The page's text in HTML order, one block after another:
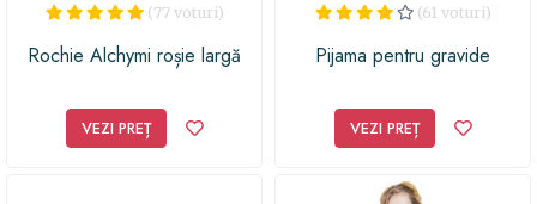
(77 voturi)
Rochie Alchymi roșie largă
VEZI PREȚ
(61 voturi)
Pijama pentru gravide
VEZI PREȚ